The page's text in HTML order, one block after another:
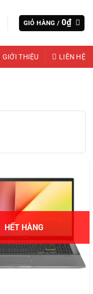
GIỎ HÀNG / 0₫
GIỚI THIỆU LIÊN HỆ
HẾT HÀNG